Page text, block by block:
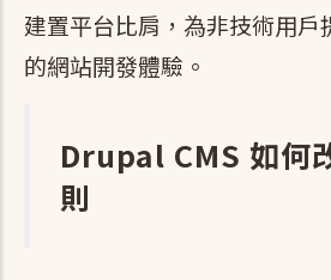
建置平台比肩，為非技術用戶
的網站開發體驗。
Drupal CMS 如何
則